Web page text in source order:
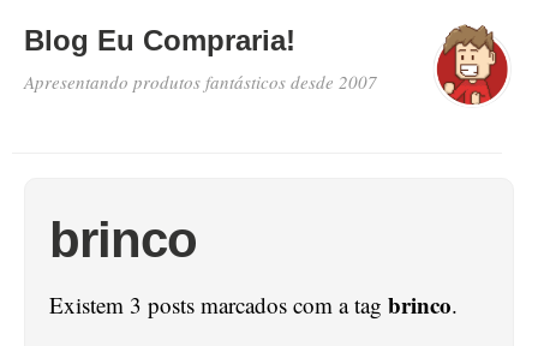
Blog Eu Compraria!
Apresentando produtos fantásticos desde 2007
brinco
Existem 3 posts marcados com a tag brinco.